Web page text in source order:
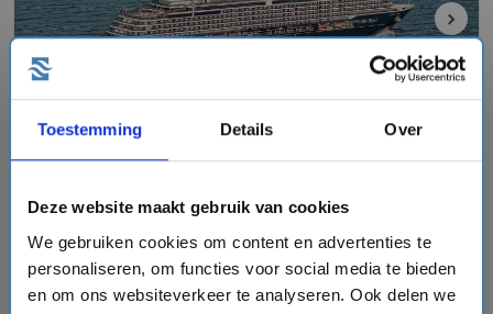
Toestemming Details Over
Deze website maakt gebruik van cookies
We gebruiken cookies om content en advertenties te
personaliseren, om functies voor social media te bieden
en om ons websiteverkeer te analyseren. Ook delen we
chevron_right
Explora Journeys
eventvan: 28-06-2027 - Tot: 05-07-2027
dagen West-Middellandse Zee
Vaarroute:Barcelona, Maó-Mahón, Alghero, Dag op